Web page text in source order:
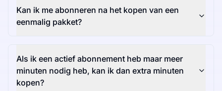
Kan ik me abonneren na het kopen van een
eenmalig pakket?
Als ik een actief abonnement heb maar meer
minuten nodig heb, kan ik dan extra minuten
kopen?